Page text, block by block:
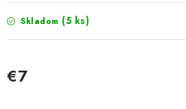
Skladom (5 ks)
€7